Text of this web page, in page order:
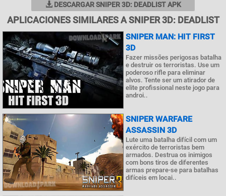
DESCARGAR SNIPER 3D: DEADLIST APK
APLICACIONES SIMILARES A SNIPER 3D: DEADLIST
SNIPER MAN: HIT FIRST
3D
Fazer missões perigosas batalha
e destruir os terroristas. Use um
poderoso rifle para eliminar
alvos. Tente ser um atirador de
elite profissional neste jogo para
androi..
SNIPER WARFARE
ASSASSIN 3D
Lute uma batalha difícil com um
exército de terroristas bem
armados. Destrua os inimigos
com bons tiros de diferentes
armas prepare-se para batalhas
difíceis em locai..